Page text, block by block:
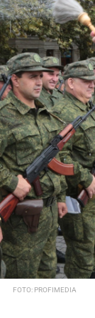
FOTO: PROFIMEDIA